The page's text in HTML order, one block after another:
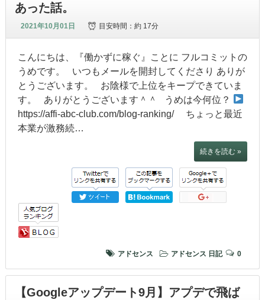
あった話。
2021年10月01日 目安時間：約 17分
こんにちは、『働かずに稼ぐ』ことに フルコミットの
うめです。 いつもメールを開封してくださり ありが
とうございます。 お陰様で上位をキープできていま
す。 ありがとうございます＾＾ うめは今何位？
https://affi-abc-club.com/blog-ranking/ ちょっと最近
本業が激務続…
続きを読む »
アドセンス アドセンス 日記 0
【Googleアップデート9月】アプデで飛ば